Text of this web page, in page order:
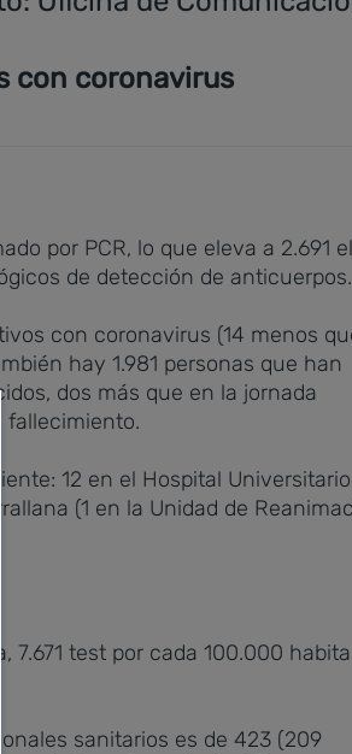
con coronavirus
por PCR, lo que eleva a 2.691
de detección de anticuerpos.
con coronavirus (14 menos
hay 1.981 personas que han
dos más que en la jornada
fallecimiento.
12 en el Hospital Universitario
(1 en la Unidad de
test por cada 100.000
sanitarios es de 423 (209